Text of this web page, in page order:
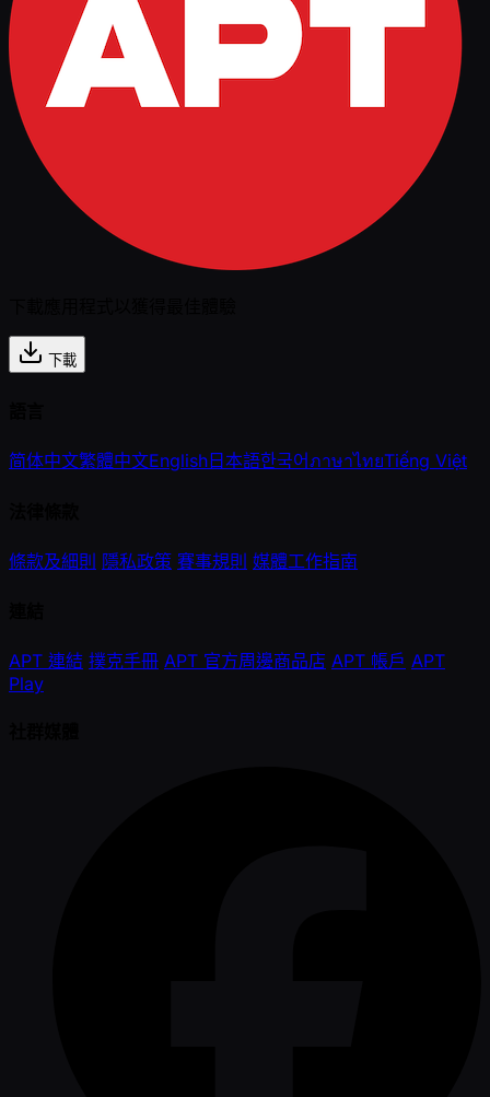
下載
简体中文繁體中文English日本語한국어ภาษาไทยTiếng Việt
條款及細則 隱私政策 賽事規則 媒體工作指南
APT 連結 撲克手冊 APT 官方周邊商品店 APT 帳戶 APT
Play